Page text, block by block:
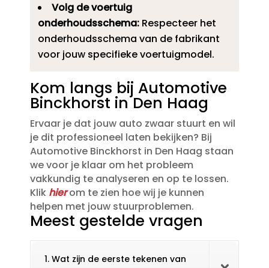
Volg de voertuig
onderhoudsschema:Respecteer het
onderhoudsschema van de fabrikant
voor jouw specifieke voertuigmodel.​
Kom langs bij Automotive
Binckhorst in Den Haag
Ervaar je dat jouw auto zwaar stuurt en wil
je dit professioneel laten bekijken? Bij
Automotive Binckhorst in Den Haag staan
we voor je klaar om het probleem
vakkundig te analyseren en op te lossen.​
Klik hierom te zien hoe wij je kunnen
helpen met jouw stuurproblemen.​
Meest gestelde vragen
1. Wat zijn de eerste tekenen van